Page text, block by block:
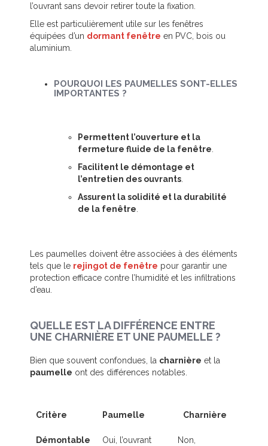
l’ouvrant sans devoir retirer toute la fixation.
Elle est particulièrement utile sur les fenêtres
équipées d’un dormant fenêtre en PVC, bois ou
aluminium.
POURQUOI LES PAUMELLES SONT-ELLES
IMPORTANTES ?
Permettent l’ouverture et la
fermeture fluide de la fenêtre
Facilitent le démontage et
l’entretien des ouvrants
Assurent la solidité et la durabilité
de la fenêtre
Les paumelles doivent être associées à des éléments
tels que le rejingot de fenêtre pour garantir une
protection efficace contre l’humidité et les infiltrations
d’eau.
QUELLE EST LA DIFFÉRENCE ENTRE
UNE CHARNIÈRE ET UNE PAUMELLE ?
Bien que souvent confondues, la charnière et la
paumelle ont des différences notables.
Critère Paumelle Charnière
Démontable
Oui, l’ouvrant
Non,